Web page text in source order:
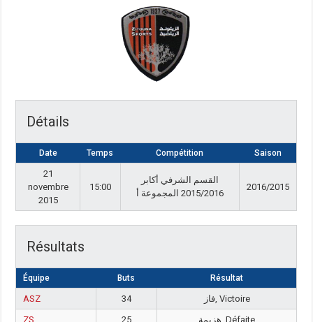
Détails
Date Temps Compétition Saison
21
novembre
2015
15:00
القسم الشرفي أكابر
2015/2016 المجموعة أ
2016/2015
Résultats
Équipe Buts Résultat
ASZ 34
فاز, Victoire
ZS
25 هزيمة, Défaite